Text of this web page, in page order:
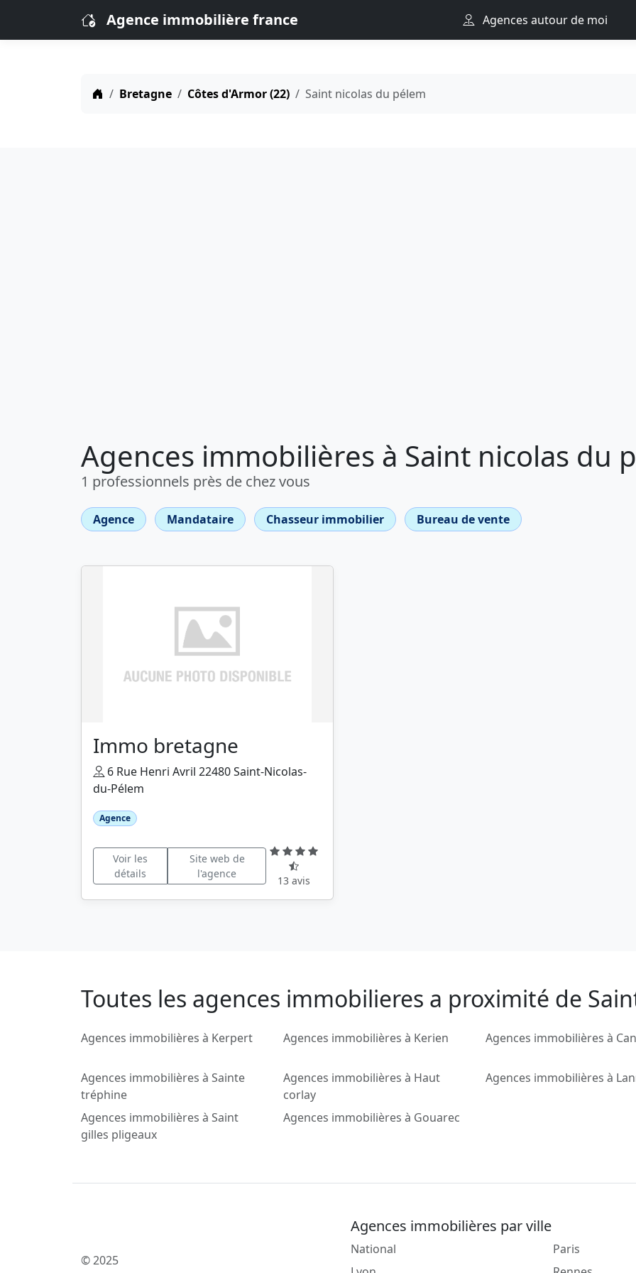
Agence immobilière france Agences autour de moi
Bretagne Côtes d'Armor (22) Saint nicolas du pélem
Agences immobilières à Saint nicolas du
1 professionnels près de chez vous
Agence Mandataire Chasseur immobilier Bureau de vente
Immo bretagne
6 Rue Henri Avril 22480 Saint-Nicolas-
du-Pélem
Agence
Voir les
détails
Site web de
l'agence
13 avis
Toutes les agences immobilieres a proximité de
Agences immobilières à Kerpert Agences immobilières à Kerien Agences immobilières à
Agences immobilières à Sainte
tréphine
Agences immobilières à Haut
corlay
Agences immobilières à
Agences immobilières à Saint
gilles pligeaux
Agences immobilières à Gouarec
© 2025
Agences immobilières par ville
National
Paris